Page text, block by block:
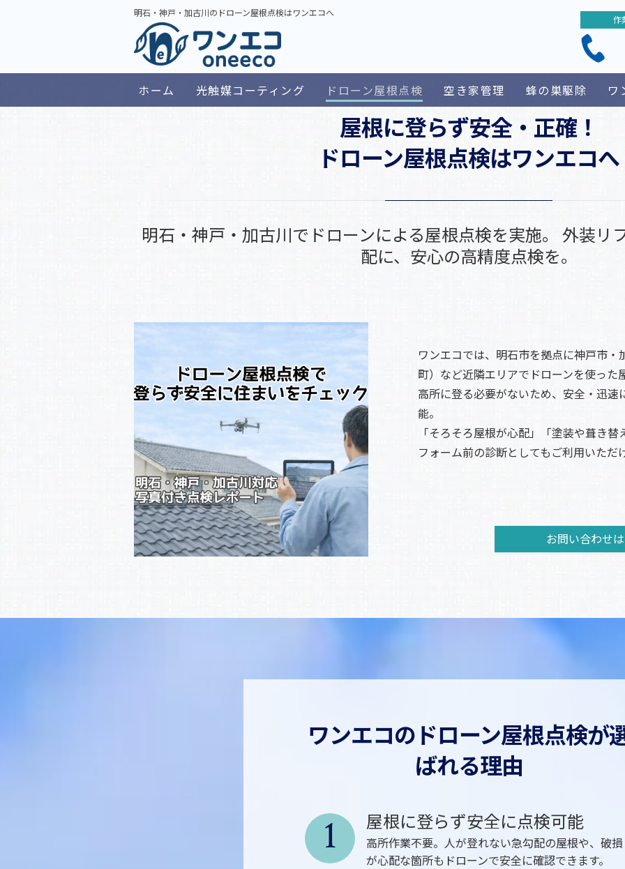
明石・神戸・加古川のドローン屋根点検はワンエコへ
作
ホーム 光触媒コーティング ドローン屋根点検 空き家管理 蜂の巣駆除 ワ
NEW こんな見積書には要注意！外壁塗装で失敗しないためのポイント
2025/09/18 光セラ・マイクロガード外壁の北面カビ対策｜高機能サイディ
2025/08/21 蜂の巣駆除で「ぼったくり業者」に注意！適正料金と安心業者
2025/07/28 「加古川市 空き家管理登録事業者」として登録されました
【外壁を塗り替えずキレイ復活】洗浄＋ワンエココートで叶え
屋根に登らず安全・正確！
ドローン屋根点検はワンエコへ
明石・神戸・加古川でドローンによる屋根点検を実施。 外装リ
配に、安心の高精度点検を。
ワンエコでは、明石市を拠点に神戸市
町）など近隣エリアでドローンを使った
高所に登る必要がないため、安全・迅
能。
「そろそろ屋根が心配」「塗装や葺き
フォーム前の診断としてもご利用いただ
※ドローン飛行には法令を遵守した安全
お問い合わせ
ワンエコのドローン屋根点検が
ばれる理由
屋根に登らず安全に点検可能
高所作業不要。人が登れない急勾配の屋根や、破損
が心配な箇所もドローンで安全に確認できます。
1